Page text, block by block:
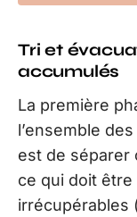
Tri et
accumulés
La première
l’ensemble
est de séparer
ce qui doit
irrécupérables